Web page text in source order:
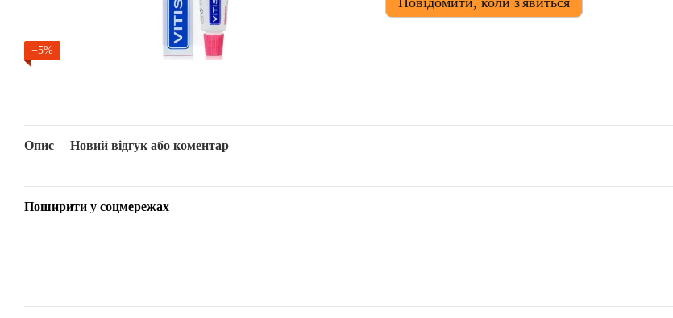
−5%
Опис Новий відгук або коментар
Поширити у соцмережах